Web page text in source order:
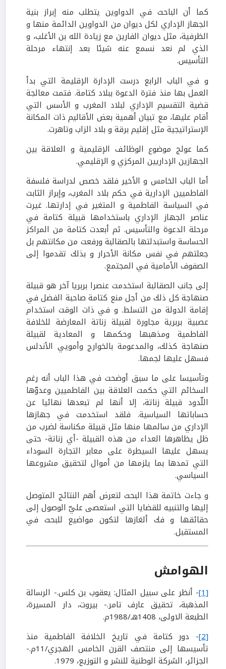
كما أن الباحث في الدواوين يتطلب منه إبراز بنية
الجهاز الإداري لكل ديوان من الدواوين الدائمة منها و
الظرفية، مثل ديوان الفارين مع زيادة الله بن الأغلب، و
الذي لم نعد نسمع عنه شيئا بعد إنتهاء مرحلة
التأسيس.
و في الباب الرابع درست الإدارة الإقليمة التي بدأ
العمل بها منذ فترة الدعوة ببلاد كتامة. فتمت معالجة
قضية التقسيم الإداري لبلاد المغرب و الأسس التي
أقام عليها، مع تبيان أهمية بعض الأقاليم ذات المكانة
الإستراتيجية مثل إقليم برقة و بلاد الزاب وتاهرت.
كما عولج موضوع الوظائف الإقليمية و العلاقة بين
الجهازين الإداريين المركزي و الإقليمي.
أما الباب الخامس و الأخير فلقد خصص لدراسة فلسفة
الفاطميين الإدارية في حكم بلاد المغرب، وإبراز الثابت
في السياسة الفاطمية و المتغير في إدارتها. غيرت
عناصر الجهاز الإداري باستخدامها قبيلة كتامة في
مرحلة الدعوة والتأسيس. ثم أبعدت كتامة من المراكز
الحساسة واستبدلتها بالصقالبة ورفعت من مكانتهم بل
جعلتهم في نفس مكانة الأحرار و بذلك تقدموا إلى
الصفوف الأمامية في المجتمع.
إلى جانب الصقالبة استخدمت عنصرا بربريا آخر هو قبيلة
صنهاجة كل ذلك من أجل منع كتامة صاحبة الفضل في
إقامة الدولة من التسلط. و في ذات الوقت استخدام
عصبية بربرية مجاورة لقبيلة زناتة المعارضة للخلافة
الفاطمية ومذهبها وحكمها و المعادية لقبيلة
صنهاجة كذلك، والمدعومة بالخوارج وأمويي الأندلس
فسهل عليها لجمها.
وتأسيسا على ما سبق أوضحت في هذا الباب أنه رغم
السخائم التي حكمت العلاقة بين الفاطميين وعدوّها
اللّدود قبيلة زناتة، إلا أنها لم تبعدها نهائيا عن
حساباتها السياسية. فلقد استخدمت في جهازها
الإداري من سالمها منها مثل قبيلة مكناسة لضرب من
ظل يظاهرها العداء من هذه القبيلة -أي زناتة- حتى
يسهل عليها السيطرة على معابر التجارة السوداء
التي تمدها بما يلزمها من أموال لتحقيق مشروعها
السياسي.
و جاءت خاتمة هذا البحث لتعرض أهم النتائج المتوصل
إليها والتنبيه للقضايا التي استعصى عليّ الوصول إلى
حقائقها و فك ألغازها لتكون مواضيع للبحث في
المستقبل.
الهوامش
[1] - أنظر على سبيل المثال: يعقوب بن كلس.- الرسالة
المذهبة، تحقيق عارف تامر.- بيروت، دار المسيرة،
الطبعة الاولى، 1408هـ/1988م.
[2] - دور كتامة في تاريخ الخلافة الفاطمية منذ
تأسيسها إلى منتصف القرن الخامس الهجري/11م.-
الجزائر، الشركة الوطنية للنشر و التوزيع، 1979.